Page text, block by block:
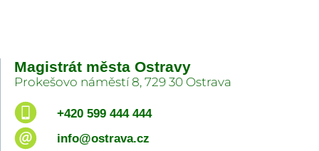
Magistrát města Ostravy
Prokešovo náměstí 8, 729 30 Ostrava
+420 599 444 444
info@ostrava.cz